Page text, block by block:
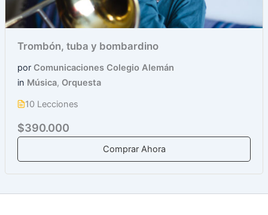
Trombón, tuba y bombardino
por Comunicaciones Colegio Alemán
in Música, Orquesta
10 Lecciones
$390.000
Comprar Ahora